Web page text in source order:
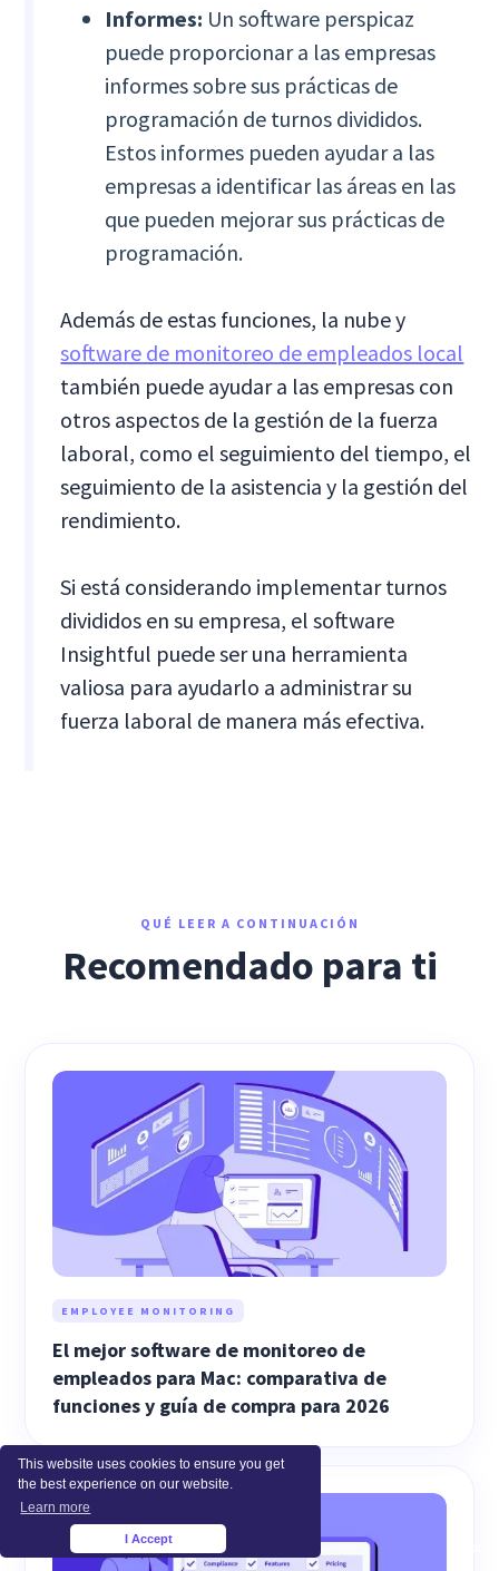
This website uses cookies to ensure you get
the best experience on our website.
Learn more
I Accept
Informes: Un software perspicaz
puede proporcionar a las empresas
informes sobre sus prácticas de
programación de turnos divididos.
Estos informes pueden ayudar a las
empresas a identificar las áreas en las
que pueden mejorar sus prácticas de
programación.
Además de estas funciones, la nube y
software de monitoreo de empleados local
también puede ayudar a las empresas con
otros aspectos de la gestión de la fuerza
laboral, como el seguimiento del tiempo, el
seguimiento de la asistencia y la gestión del
rendimiento.
Si está considerando implementar turnos
divididos en su empresa, el software
Insightful puede ser una herramienta
valiosa para ayudarlo a administrar su
fuerza laboral de manera más efectiva.
QUÉ LEER A CONTINUACIÓN
Recomendado para ti
EMPLOYEE MONITORING
El mejor software de monitoreo de
empleados para Mac: comparativa de
funciones y guía de compra para 2026